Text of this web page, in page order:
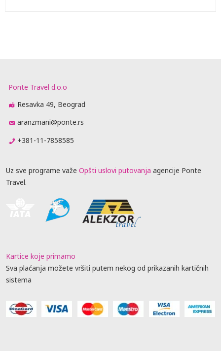
Ponte Travel d.o.o
Resavka 49, Beograd
aranzmani@ponte.rs
+381-11-7858585
Uz sve programe važe Opšti uslovi putovanja agencije Ponte
Travel.
Kartice koje primamo
Sva plaćanja možete vršiti putem nekog od prikazanih kartičnih
sistema